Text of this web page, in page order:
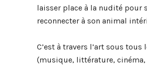
laisser place à la nudité pour
reconnecter à son animal
C’est à travers l’art sous tous
(musique, littérature, cinéma,